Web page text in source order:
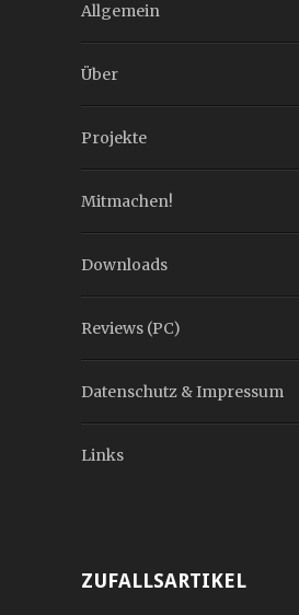
Allgemein
Über
Projekte
Mitmachen!
Downloads
Reviews (PC)
Datenschutz & Impressum
Links
ZUFALLSARTIKEL